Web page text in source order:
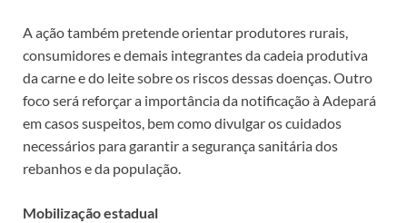
A ação também pretende orientar produtores rurais,
consumidores e demais integrantes da cadeia produtiva
da carne e do leite sobre os riscos dessas doenças. Outro
foco será reforçar a importância da notificação à Adepará
em casos suspeitos, bem como divulgar os cuidados
necessários para garantir a segurança sanitária dos
rebanhos e da população.
Mobilização estadual